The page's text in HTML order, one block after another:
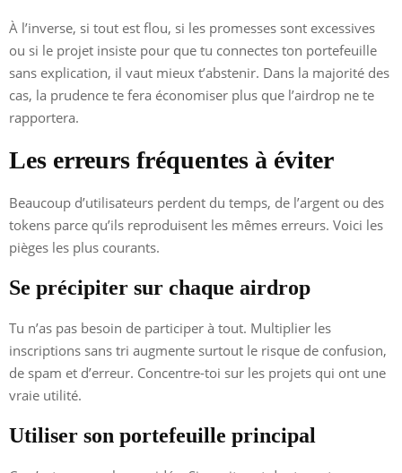
À l’inverse, si tout est flou, si les promesses sont excessives
ou si le projet insiste pour que tu connectes ton portefeuille
sans explication, il vaut mieux t’abstenir. Dans la majorité des
cas, la prudence te fera économiser plus que l’airdrop ne te
rapportera.
Les erreurs fréquentes à éviter
Beaucoup d’utilisateurs perdent du temps, de l’argent ou des
tokens parce qu’ils reproduisent les mêmes erreurs. Voici les
pièges les plus courants.
Se précipiter sur chaque airdrop
Tu n’as pas besoin de participer à tout. Multiplier les
inscriptions sans tri augmente surtout le risque de confusion,
de spam et d’erreur. Concentre-toi sur les projets qui ont une
vraie utilité.
Utiliser son portefeuille principal